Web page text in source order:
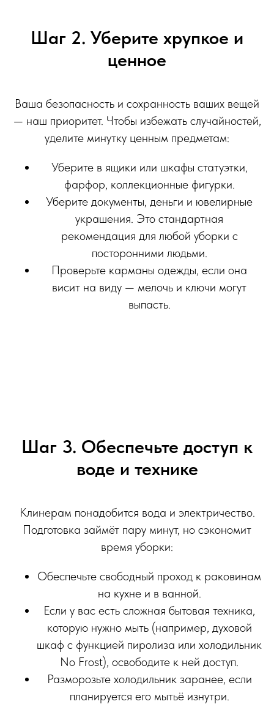
Шаг 2. Уберите хрупкое и
ценное
Ваша безопасность и сохранность ваших вещей
— наш приоритет. Чтобы избежать случайностей,
уделите минутку ценным предметам:
Уберите в ящики или шкафы статуэтки,
фарфор, коллекционные фигурки.
Уберите документы, деньги и ювелирные
украшения. Это стандартная
рекомендация для любой уборки с
посторонними людьми.
Проверьте карманы одежды, если она
висит на виду — мелочь и ключи могут
выпасть.
Шаг 3. Обеспечьте доступ к
воде и технике
Клинерам понадобится вода и электричество.
Подготовка займёт пару минут, но сэкономит
время уборки:
Обеспечьте свободный проход к раковинам
на кухне и в ванной.
Если у вас есть сложная бытовая техника,
которую нужно мыть (например, духовой
шкаф с функцией пиролиза или холодильник
No Frost), освободите к ней доступ.
Разморозьте холодильник заранее, если
планируется его мытьё изнутри.